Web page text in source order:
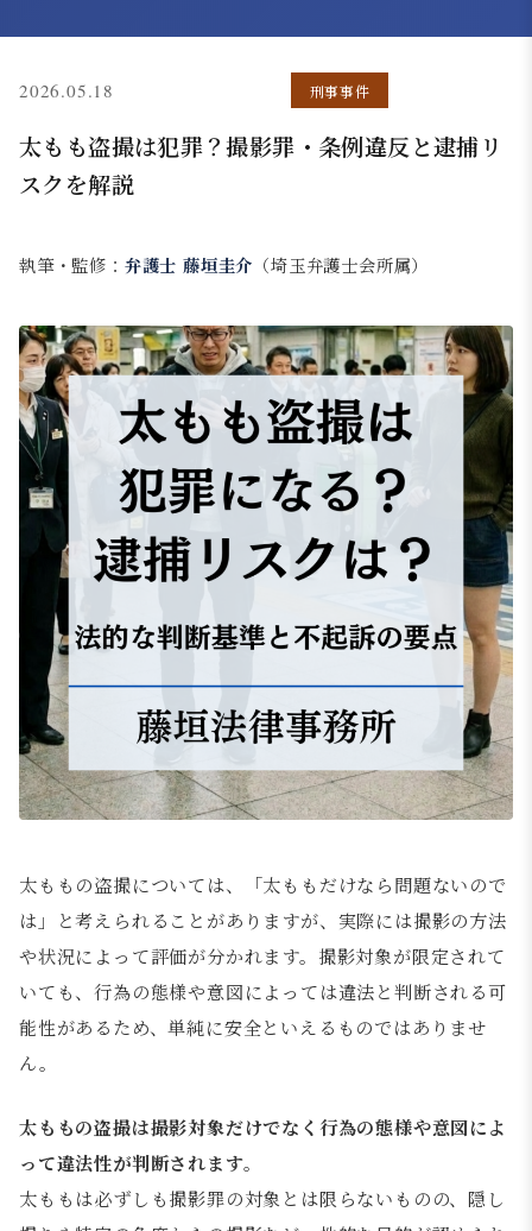
2026.05.18 刑事事件
太もも盗撮は犯罪？撮影罪・条例違反と逮捕リ
スクを解説
執筆・監修： 弁護士 藤垣圭介 （埼玉弁護士会所属）
太ももの盗撮については、「太ももだけなら問題ないので
は」と考えられることがありますが、実際には撮影の方法
や状況によって評価が分かれます。撮影対象が限定されて
いても、行為の態様や意図によっては違法と判断される可
能性があるため、単純に安全といえるものではありませ
ん。
太ももの盗撮は撮影対象だけでなく行為の態様や意図によ
って違法性が判断されます。
太ももは必ずしも撮影罪の対象とは限らないものの、隠し